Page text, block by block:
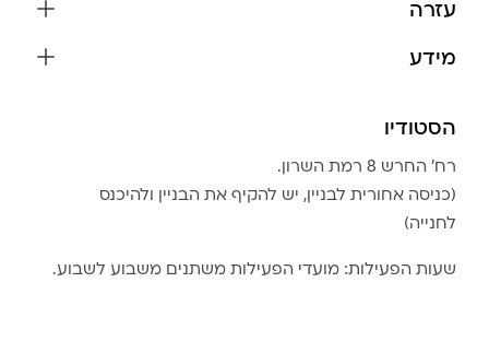
צמידים
בגדים
אביזרים
גברים
LA LUNA HOME
עזרה
צור קשר
מידע
שמירה על התכשיטים
הצהרת נגישות
טבלת מידות טבעות
Community Club
הסטודיו
רח׳ החרש 8 רמת השרון.
(כניסה אחורית לבניין, יש להקיף את הבניין ולהיכנס
לחנייה)
שעות הפעילות: מועדי הפעילות משתנים משבוע לשבוע.